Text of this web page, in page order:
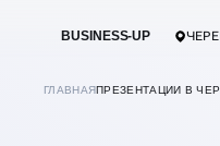
BUSINESS-UP
ГЛАВНАЯПРЕЗЕНТАЦИИ В